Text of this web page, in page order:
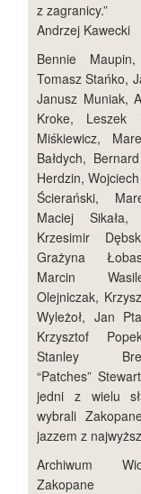
z zagranicy.”
Andrzej Kawecki
Bennie
Tomasz Stańko,
Janusz Muniak,
Kroke, Leszek
Miśkiewicz,
Bałdych,
Herdzin,
Ścierański,
Maciej Sikała,
Krzesimir
Grażyna
Marcin
Olejniczak,
Wyleżoł, Jan
Krzysztof
Stanley
“Patches”
jedni z wielu
wybrali
jazzem z
Archiwum
Zakopane